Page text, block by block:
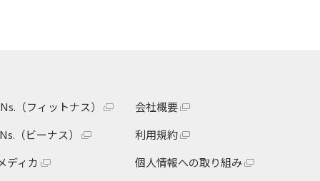
（フィットナス）
（ビーナス）
ディカ
会社概要
利用規約
個人情報への取り組み